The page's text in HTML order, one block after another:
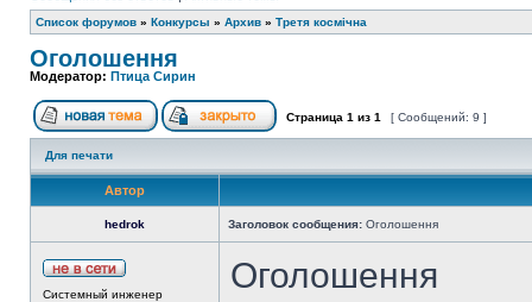
Список форумов » Конкурсы » Архив » Третя космічна
Оголошення
Модератор: Птица Сирин
Страница 1 из 1 [ Сообщений: 9 ]
Для печати
Автор
hedrok Заголовок сообщения: Оголошення
Системный инженер Оголошення